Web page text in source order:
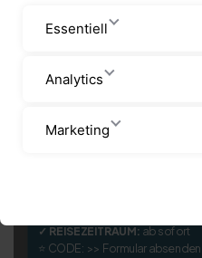
Essentiell
Analytics
Marketing